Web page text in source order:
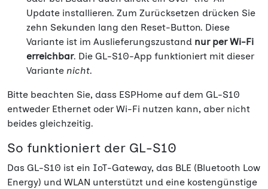
Update installieren. Zum Zurücksetzen drücken Sie
zehn Sekunden lang den Reset-Button. Diese
Variante ist im Auslieferungszustand nur per Wi-Fi
erreichbar. Die GL-S10-App funktioniert mit dieser
Variante nicht.
Bitte beachten Sie, dass ESPHome auf dem GL-S10
entweder Ethernet oder Wi-Fi nutzen kann, aber nicht
beides gleichzeitig.
So funktioniert der GL-S10
Das GL-S10 ist ein IoT-Gateway, das BLE (Bluetooth Low
Energy) und WLAN unterstützt und eine kostengünstige